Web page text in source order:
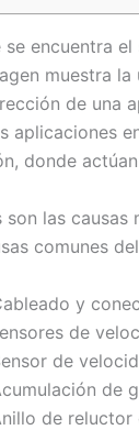
se encuentra el
muestra
de una
aplicaciones
donde
son las
comunes
y
de
de
de
de reluctor